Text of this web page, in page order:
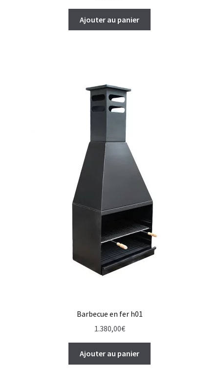
Ajouter au panier
Barbecue en fer h01
1.380,00€
Ajouter au panier